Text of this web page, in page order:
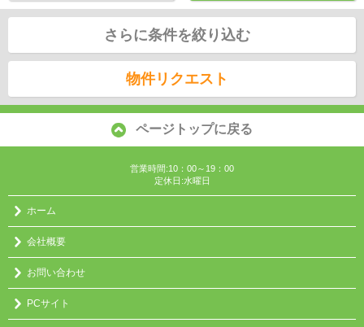
さらに条件を絞り込む
物件リクエスト
ページトップに戻る
営業時間:10：00～19：00
定休日:水曜日
ホーム
会社概要
お問い合わせ
PCサイト